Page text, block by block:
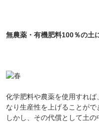
無農薬・有機肥料100％の土
化学肥料や農薬を使用すれ
なり生産性を上げることがで
しかし、その代償として土の